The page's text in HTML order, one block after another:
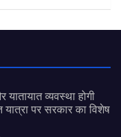
यातायात व्यवस्था होगी
पर सरकार का विशेष